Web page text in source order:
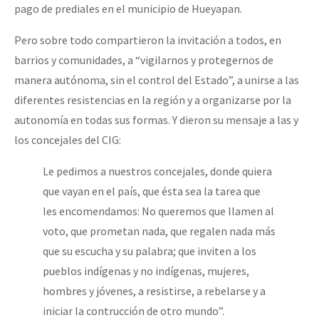
pago de prediales en el municipio de Hueyapan.
Pero sobre todo compartieron la invitación a todos, en
barrios y comunidades, a “vigilarnos y protegernos de
manera autónoma, sin el control del Estado”, a unirse a las
diferentes resistencias en la región y a organizarse por la
autonomía en todas sus formas. Y dieron su mensaje a las y
los concejales del CIG:
Le pedimos a nuestros concejales, donde quiera
que vayan en el país, que ésta sea la tarea que
les encomendamos: No queremos que llamen al
voto, que prometan nada, que regalen nada más
que su escucha y su palabra; que inviten a los
pueblos indígenas y no indígenas, mujeres,
hombres y jóvenes, a resistirse, a rebelarse y a
iniciar la contrucción de otro mundo”.